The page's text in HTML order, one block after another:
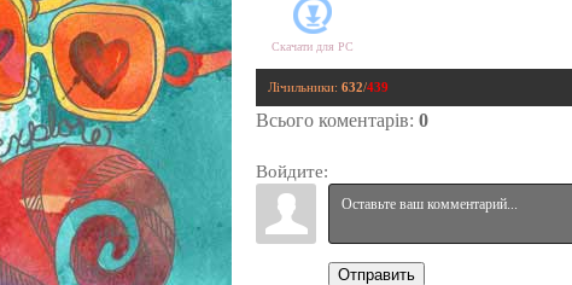
Скачати для PC
Лічильники: 632/439
Всього коментарів: 0
Войдите:
Отправить